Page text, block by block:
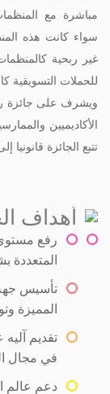
مباشرة مع
سواء كانت هذه
غير ربحية
للحملات التسويقية
ويشرف على جائزة
الأكاديميين
تتبع الجائزة
أهداف
رفع
المتعددة
تأسيس جهة
المميزة
تقديم
في مجال
دعم عالم